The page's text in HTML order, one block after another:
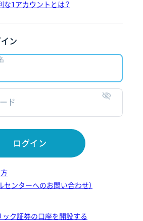
な1アカウントとは？
ン
ド
ログイン
センターへのお問い合わせ）
ック証券の口座を開設する